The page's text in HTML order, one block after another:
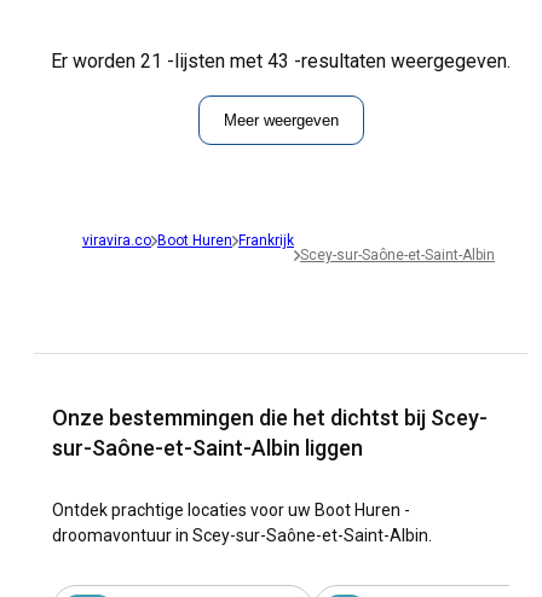
Er worden 21 -lijsten met 43 -resultaten weergegeven.
Meer weergeven
viravira.co Boot Huren Frankrijk
Scey-sur-Saône-et-Saint-Albin
Onze bestemmingen die het dichtst bij Scey-
sur-Saône-et-Saint-Albin liggen
Ontdek prachtige locaties voor uw Boot Huren -
droomavontuur in Scey-sur-Saône-et-Saint-Albin.